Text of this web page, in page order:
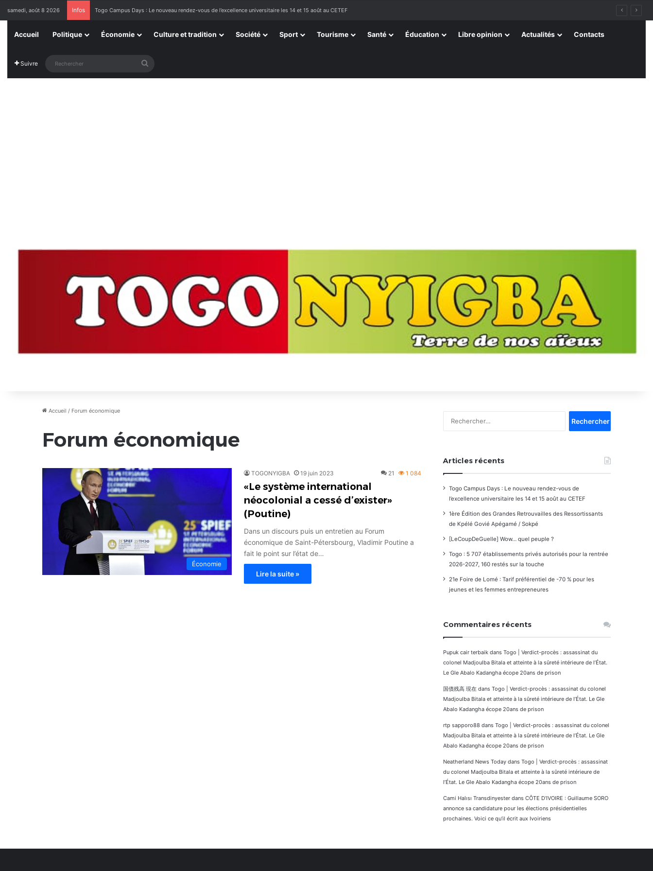
samedi, août 8 2026 Infos 1ère Édition des Grandes Retrouvailles des Ressortissants de Kpélé Govié Apégamé / Sokpé
Accueil Politique Économie Culture et tradition Société Sport Tourisme Santé Éducation Libre opinion Actualités Contacts
Suivre
Accueil / Forum économique
Forum économique
Économie
TOGONYIGBA 19 juin 2023 21 1 084
«Le système international
néocolonial a cessé d’exister»
(Poutine)
Dans un discours puis un entretien au Forum
économique de Saint-Pétersbourg, Vladimir Poutine a
fait le point sur l’état de…
Lire la suite »
Articles récents
Togo Campus Days : Le nouveau rendez-vous de
l’excellence universitaire les 14 et 15 août au CETEF
1ère Édition des Grandes Retrouvailles des Ressortissants
de Kpélé Govié Apégamé / Sokpé
[LeCoupDeGuelle] Wow… quel peuple ?
Togo : 5 707 établissements privés autorisés pour la rentrée
2026-2027, 160 restés sur la touche
21e Foire de Lomé : Tarif préférentiel de -70 % pour les
jeunes et les femmes entrepreneures
Commentaires récents
Pupuk cair terbaik dans Togo | Verdict-procès : assassinat du
colonel Madjoulba Bitala et atteinte à la sûreté intérieure de l’État.
Le Gle Abalo Kadangha écope 20ans de prison
国債残高 現在 dans Togo | Verdict-procès : assassinat du colonel
Madjoulba Bitala et atteinte à la sûreté intérieure de l’État. Le Gle
Abalo Kadangha écope 20ans de prison
rtp sapporo88 dans Togo | Verdict-procès : assassinat du colonel
Madjoulba Bitala et atteinte à la sûreté intérieure de l’État. Le Gle
Abalo Kadangha écope 20ans de prison
Neatherland News Today dans Togo | Verdict-procès : assassinat
du colonel Madjoulba Bitala et atteinte à la sûreté intérieure de
l’État. Le Gle Abalo Kadangha écope 20ans de prison
Cami Halısı Transdinyester dans CÔTE D’IVOIRE : Guillaume SORO
annonce sa candidature pour les élections présidentielles
prochaines. Voici ce qu’il écrit aux Ivoiriens